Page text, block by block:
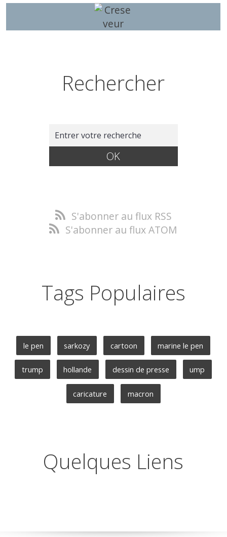
Rechercher
S'abonner au flux RSS
S'abonner au flux ATOM
Tags Populaires
le pen sarkozy cartoon marine le pen
trump hollande dessin de presse ump
caricature macron
Quelques Liens